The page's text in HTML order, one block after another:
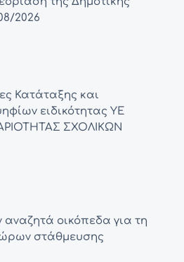
2026
Κατάταξης και
ειδικότητας ΥΕ
ΣΧΟΛΙΚΩΝ
οικόπεδα για τη
στάθμευσης